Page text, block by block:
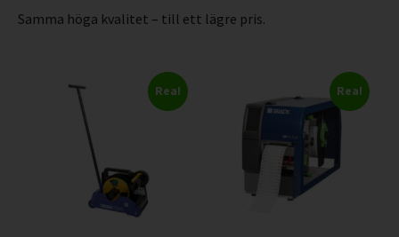
Samma höga kvalitet – till ett lägre pris.
Rea! Rea!